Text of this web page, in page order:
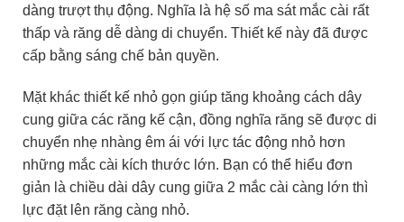
dàng trượt thụ động. Nghĩa là hệ số ma sát mắc cài rất
thấp và răng dễ dàng di chuyển. Thiết kế này đã được
cấp bằng sáng chế bản quyền.
Mặt khác thiết kế nhỏ gọn giúp tăng khoảng cách dây
cung giữa các răng kế cận, đồng nghĩa răng sẽ được di
chuyển nhẹ nhàng êm ái với lực tác động nhỏ hơn
những mắc cài kích thước lớn. Bạn có thể hiểu đơn
giản là chiều dài dây cung giữa 2 mắc cài càng lớn thì
lực đặt lên răng càng nhỏ.